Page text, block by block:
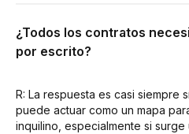
¿Todos los contratos
por escrito?
R: La respuesta es casi siempre
puede actuar como un mapa
inquilino, especialmente si surge